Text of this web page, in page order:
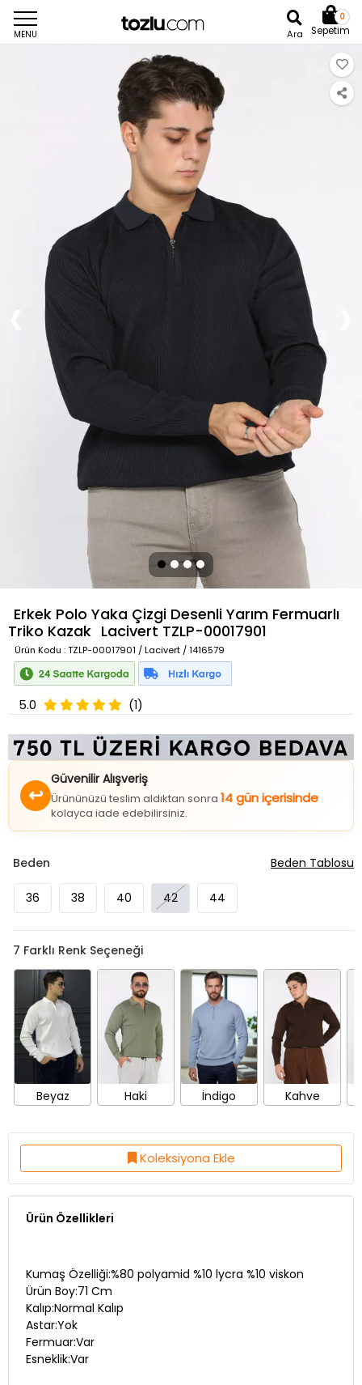
MENU Ara
0
Sepetim
Erkek Polo Yaka Çizgi Desenli Yarım Fermuarlı
Triko Kazak Lacivert TZLP-00017901
Ürün Kodu : TZLP-00017901 / Lacivert / 1416579
5.0 (1)
↩
Güvenilir Alışveriş
Ürününüzü teslim aldıktan sonra 14 gün içerisinde
kolayca iade edebilirsiniz.
Beden
36 38 40 42 44
Beden Tablosu
7 Farklı Renk Seçeneği
Beyaz Haki İndigo Kahve
Koleksiyona Ekle
Ürün Özellikleri
Kumaş Özelliği:%80 polyamid %10 lycra %10 viskon
Ürün Boy:71 Cm
Kalıp:Normal Kalıp
Astar:Yok
Fermuar:Var
Esneklik:Var